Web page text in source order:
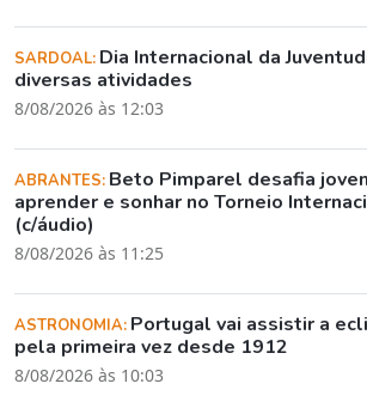
SARDOAL: Dia Internacional da
diversas atividades
8/08/2026 às 12:03
ABRANTES: Beto Pimparel desafia
aprender e sonhar no Torneio
(c/áudio)
8/08/2026 às 11:25
ASTRONOMIA: Portugal vai assistir a
pela primeira vez desde 1912
8/08/2026 às 10:03